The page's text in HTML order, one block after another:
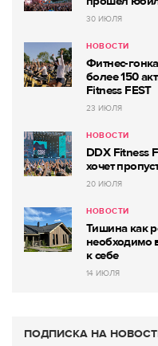
30 ИЮЛЯ
НОВОСТИ
Фитнес-
более 150
Fitness FEST
23 ИЮЛЯ
НОВОСТИ
DDX Fitness
хочет
20 ИЮЛЯ
НОВОСТИ
Тишина как
необходимо
к себе
14 ИЮЛЯ
ПОДПИСКА НА